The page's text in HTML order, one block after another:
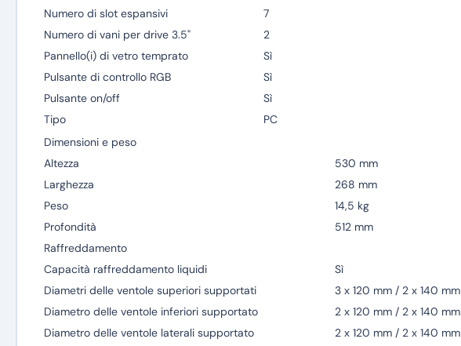
Numero di slot espansivi
7
Numero di vani per drive 3.5"
2
Pannello(i) di vetro temprato
Sì
Pulsante di controllo RGB
Sì
Pulsante on/off
Sì
Tipo
PC
Dimensioni e peso
Altezza
530 mm
Larghezza
268 mm
Peso
14,5 kg
Profondità
512 mm
Raffreddamento
Capacità raffreddamento liquidi
Sì
Diametri delle ventole superiori supportati
3 x 120 mm / 2 x 140 mm
Diametro delle ventole inferiori supportato
2 x 120 mm / 2 x 140 mm
Diametro delle ventole laterali supportato
2 x 120 mm / 2 x 140 mm